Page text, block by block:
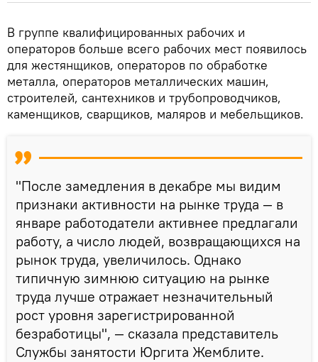
В группе квалифицированных рабочих и
операторов больше всего рабочих мест появилось
для жестянщиков, операторов по обработке
металла, операторов металлических машин,
строителей, сантехников и трубопроводчиков,
каменщиков, сварщиков, маляров и мебельщиков.
"После замедления в декабре мы видим
признаки активности на рынке труда — в
январе работодатели активнее предлагали
работу, а число людей, возвращающихся на
рынок труда, увеличилось. Однако
типичную зимнюю ситуацию на рынке
труда лучше отражает незначительный
рост уровня зарегистрированной
безработицы", — сказала представитель
Службы занятости Юргита Жемблите.